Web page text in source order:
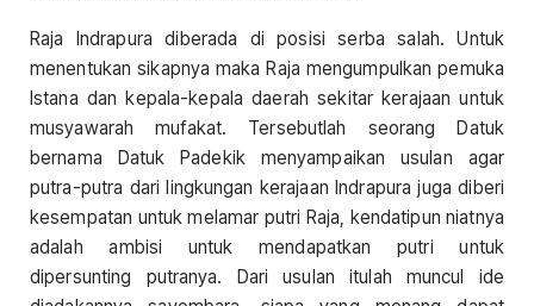
Raja Indrapura diberada di posisi serba salah. Untuk
menentukan sikapnya maka Raja mengumpulkan pemuka
Istana dan kepala-kepala daerah sekitar kerajaan untuk
musyawarah mufakat. Tersebutlah seorang Datuk
bernama Datuk Padekik menyampaikan usulan agar
putra-putra dari lingkungan kerajaan Indrapura juga diberi
kesempatan untuk melamar putri Raja, kendatipun niatnya
adalah ambisi untuk mendapatkan putri untuk
dipersunting putranya. Dari usulan itulah muncul ide